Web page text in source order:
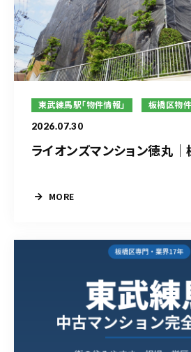
東武練馬駅「物件情報」 板橋区物
2026.07.30
ライオンズマンション徳丸
MORE